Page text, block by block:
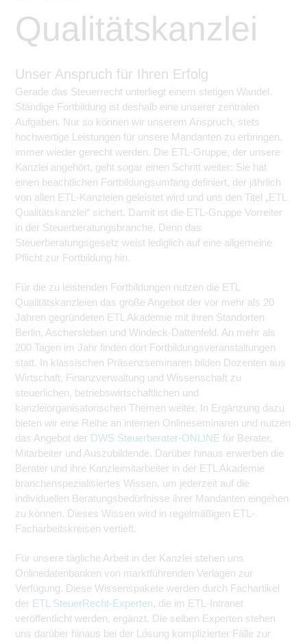
Qualitätskanzlei
Unser Anspruch für Ihren Erfolg
Gerade das Steuerrecht unterliegt einem stetigen Wandel.
Ständige Fortbildung ist deshalb eine unserer zentralen
Aufgaben. Nur so können wir unserem Anspruch, stets
hochwertige Leistungen für unsere Mandanten zu erbringen,
immer wieder gerecht werden. Die ETL-Gruppe, der unsere
Kanzlei angehört, geht sogar einen Schritt weiter: Sie hat
einen beachtlichen Fortbildungsumfang definiert, der jährlich
von allen ETL-Kanzleien geleistet wird und uns den Titel „ETL
Qualitätskanzlei“ sichert. Damit ist die ETL-Gruppe Vorreiter
in der Steuerberatungsbranche. Denn das
Steuerberatungsgesetz weist lediglich auf eine allgemeine
Pflicht zur Fortbildung hin.
Für die zu leistenden Fortbildungen nutzen die ETL
Qualitätskanzleien das große Angebot der vor mehr als 20
Jahren gegründeten ETL Akademie mit ihren Standorten
Berlin, Aschersleben und Windeck-Dattenfeld. An mehr als
200 Tagen im Jahr finden dort Fortbildungsveranstaltungen
statt. In klassischen Präsenzseminaren bilden Dozenten aus
Wirtschaft, Finanzverwaltung und Wissenschaft zu
steuerlichen, betriebswirtschaftlichen und
kanzleiorganisatorischen Themen weiter. In Ergänzung dazu
bieten wir eine Reihe an internen Onlineseminaren und nutzen
das Angebot der DWS Steuerberater-ONLINE für Berater,
Mitarbeiter und Auszubildende. Darüber hinaus erwerben die
Berater und ihre Kanzleimitarbeiter in der ETL Akademie
branchenspezialisiertes Wissen, um jederzeit auf die
individuellen Beratungsbedürfnisse ihrer Mandanten eingehen
zu können. Dieses Wissen wird in regelmäßigen ETL-
Facharbeitskreisen vertieft.
Für unsere tägliche Arbeit in der Kanzlei stehen uns
Onlinedatenbanken von marktführenden Verlagen zur
Verfügung. Diese Wissenspakete werden durch Fachartikel
der ETL SteuerRecht-Experten, die im ETL-Intranet
veröffentlicht werden, ergänzt. Die selben Experten stehen
uns darüber hinaus bei der Lösung komplizierter Fälle zur